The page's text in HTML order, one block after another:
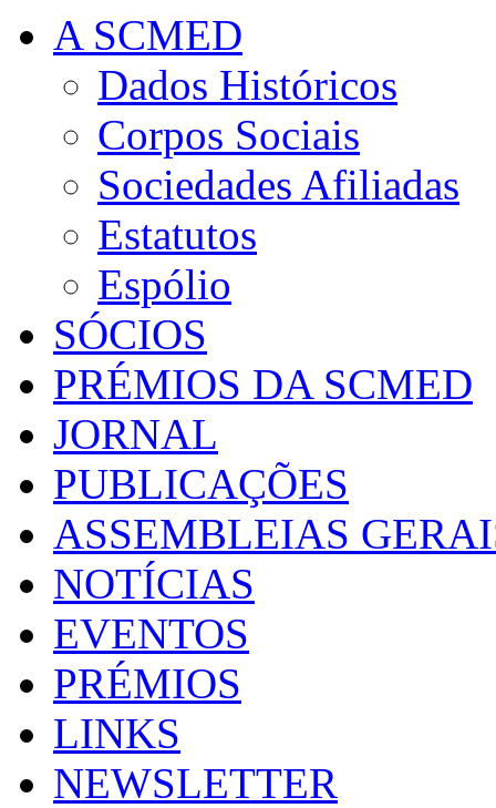
A SCMED
Dados Históricos
Corpos Sociais
Sociedades Afiliadas
Estatutos
Espólio
SÓCIOS
PRÉMIOS DA SCMED
JORNAL
PUBLICAÇÕES
ASSEMBLEIAS
NOTÍCIAS
EVENTOS
PRÉMIOS
LINKS
NEWSLETTER